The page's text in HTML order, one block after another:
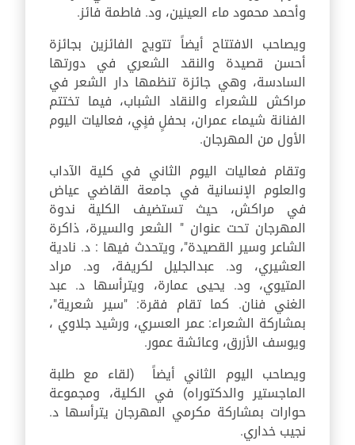
وأحمد محمود ماء العينين، ود. فاطمة فائز.
ويصاحب الافتتاح أيضاً تتويج الفائزين بجائزة
أحسن قصيدة والنقد الشعري في دورتها
السادسة، وهي جائزة تنظمها دار الشعر في
مراكش للشعراء والنقاد الشباب، فيما تختتم
الفنانة شيماء عمران، بحفلٍ فنٍي، فعاليات اليوم
الأول من المهرجان.
وتقام فعاليات اليوم الثاني في كلية الآداب
والعلوم الإنسانية في جامعة القاضي عياض
في مراكش، حيث تستضيف الكلية ندوة
المهرجان تحت عنوان " الشعر والسيرة، ذاكرة
الشاعر وسير القصيدة"، ويتحدث فيها : د. نادية
العشيري، ود. عبدالجليل لكريفة، ود. مراد
المتيوي، ود. يحيى عمارة، ويترأسها د. عبد
الغني فنان. كما تقام فقرة: "سير شعرية"،
بمشاركة الشعراء: عمر العسري، ورشيد جلاوي ،
ويوسف الأزرق، وعائشة عمور.
ويصاحب اليوم الثاني أيضاً (لقاء مع طلبة
الماجستير والدكتوراه) في الكلية، ومجموعة
حوارات بمشاركة مكرمي المهرجان يترأسها د.
نجيب خداري.